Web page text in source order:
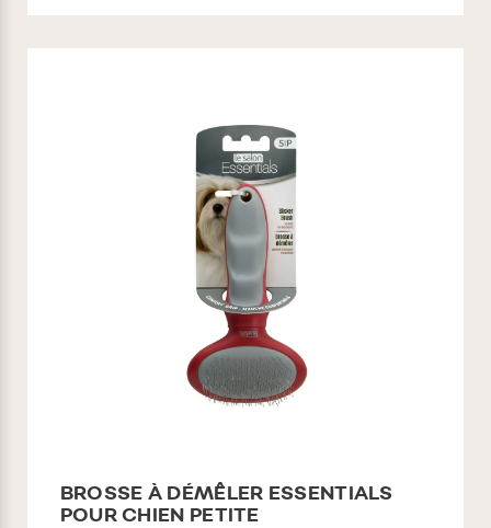
BROSSE À DÉMÊLER ESSENTIALS
POUR CHIEN PETITE